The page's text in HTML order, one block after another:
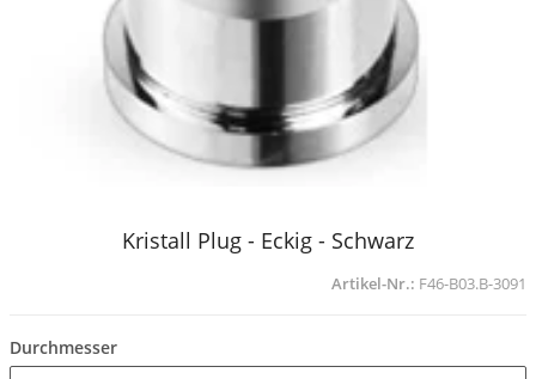
Kristall Plug - Eckig - Schwarz
Artikel-Nr.: F46-B03.B-3091
Durchmesser